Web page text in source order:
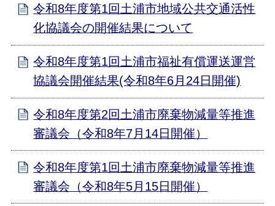
令和8年度第1回土浦市地域公共交通活性
化協議会の開催結果について
令和8年度第1回土浦市福祉有償運送運営
協議会開催結果(令和8年6月24日開催)
令和8年度第2回土浦市廃棄物減量等推進
審議会（令和8年7月14日開催）
令和8年度第1回土浦市廃棄物減量等推進
審議会（令和8年5月15日開催）